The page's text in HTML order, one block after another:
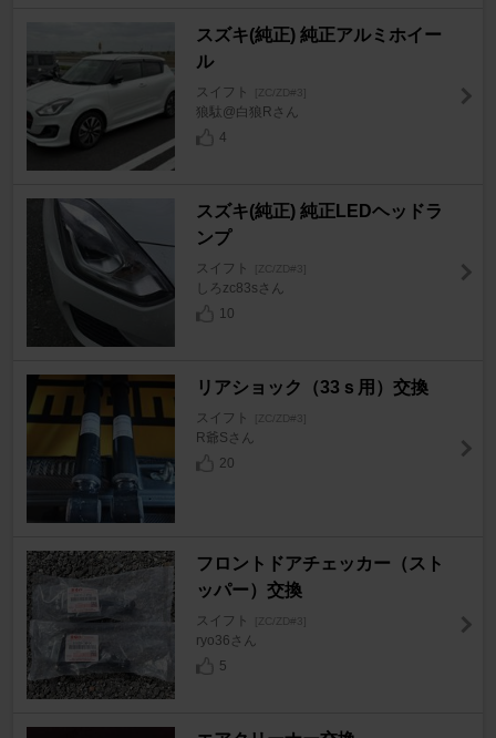
スズキ(純正) 純正アルミホイー
ル
スイフト [ZC/ZD#3]
狼駄@白狼Rさん
4
スズキ(純正) 純正LEDヘッドラ
ンプ
スイフト [ZC/ZD#3]
しろzc83sさん
10
リアショック（33ｓ用）交換
スイフト [ZC/ZD#3]
R爺Sさん
20
フロントドアチェッカー（スト
ッパー）交換
スイフト [ZC/ZD#3]
ryo36さん
5